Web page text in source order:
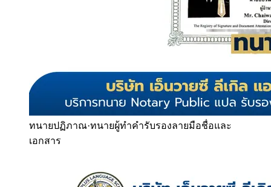
ทนายปฏิภาณ·ทนายผู้ทำคำรับรองลายมือชื่อและ
เอกสาร